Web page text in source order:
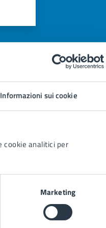
Informazioni sui cookie
cookie analitici per
Marketing